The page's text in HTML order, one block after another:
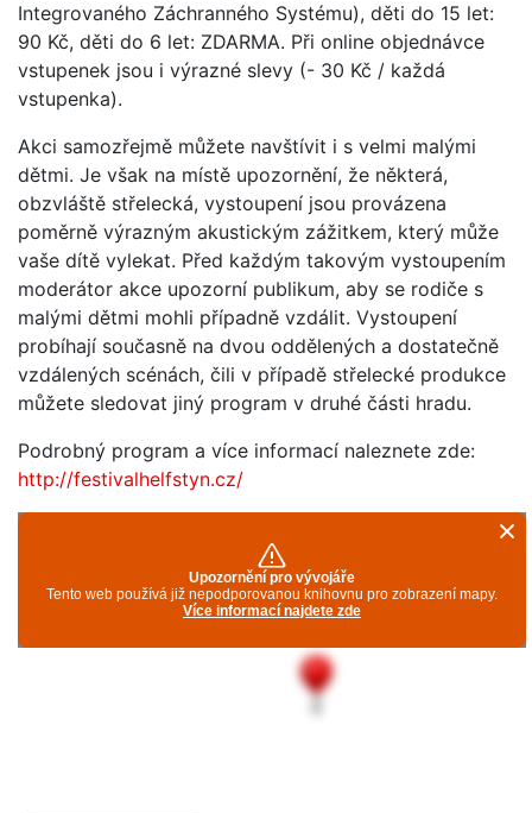
Integrovaného Záchranného Systému), děti do 15 let:
90 Kč, děti do 6 let: ZDARMA. Při online objednávce
vstupenek jsou i výrazné slevy (- 30 Kč / každá
vstupenka).
Akci samozřejmě můžete navštívit i s velmi malými
dětmi. Je však na místě upozornění, že některá,
obzvláště střelecká, vystoupení jsou provázena
poměrně výrazným akustickým zážitkem, který může
vaše dítě vylekat. Před každým takovým vystoupením
moderátor akce upozorní publikum, aby se rodiče s
malými dětmi mohli případně vzdálit. Vystoupení
probíhají současně na dvou oddělených a dostatečně
vzdálených scénách, čili v případě střelecké produkce
můžete sledovat jiný program v druhé části hradu.
Podrobný program a více informací naleznete zde:
http://festivalhelfstyn.cz/